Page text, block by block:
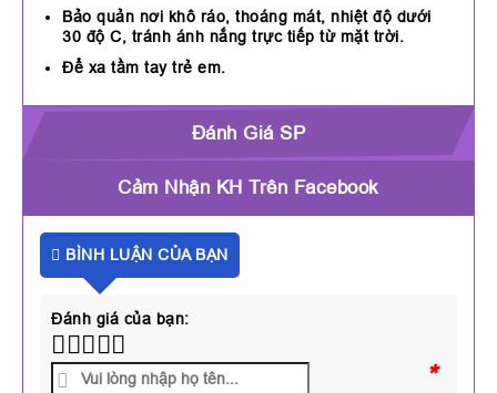
Bảo quản nơi khô ráo, thoáng mát, nhiệt độ dưới
30 độ C, tránh ánh nắng trực tiếp từ mặt trời.
Để xa tầm tay trẻ em.
Đánh Giá SP
Cảm Nhận KH Trên Facebook
BÌNH LUẬN CỦA BẠN
Đánh giá của bạn:
*